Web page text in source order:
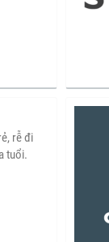
rễ đi
tuổi.